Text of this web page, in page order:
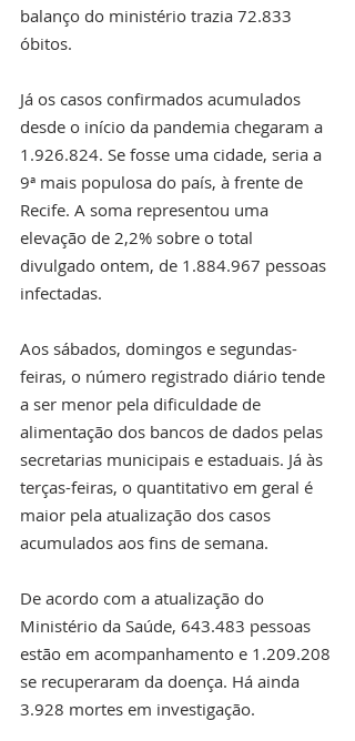
balanço do ministério trazia 72.833
óbitos.
Já os casos confirmados acumulados
desde o início da pandemia chegaram a
1.926.824. Se fosse uma cidade, seria a
9ª mais populosa do país, à frente de
Recife. A soma representou uma
elevação de 2,2% sobre o total
divulgado ontem, de 1.884.967 pessoas
infectadas.
Aos sábados, domingos e segundas-
feiras, o número registrado diário tende
a ser menor pela dificuldade de
alimentação dos bancos de dados pelas
secretarias municipais e estaduais. Já às
terças-feiras, o quantitativo em geral é
maior pela atualização dos casos
acumulados aos fins de semana.
De acordo com a atualização do
Ministério da Saúde, 643.483 pessoas
estão em acompanhamento e 1.209.208
se recuperaram da doença. Há ainda
3.928 mortes em investigação.